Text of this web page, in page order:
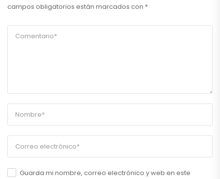
campos obligatorios están marcados con *
Guarda mi nombre, correo electrónico y web en este